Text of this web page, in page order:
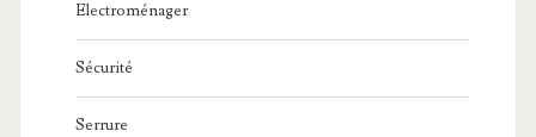
Electroménager
Sécurité
Serrure